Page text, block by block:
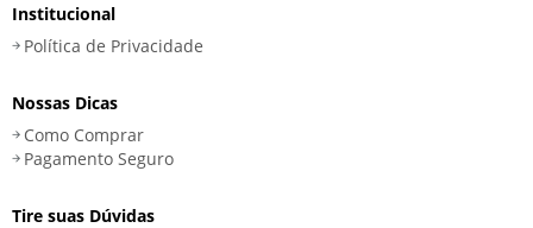
Institucional
Política de Privacidade
Nossas Dicas
Como Comprar
Pagamento Seguro
Tire suas Dúvidas